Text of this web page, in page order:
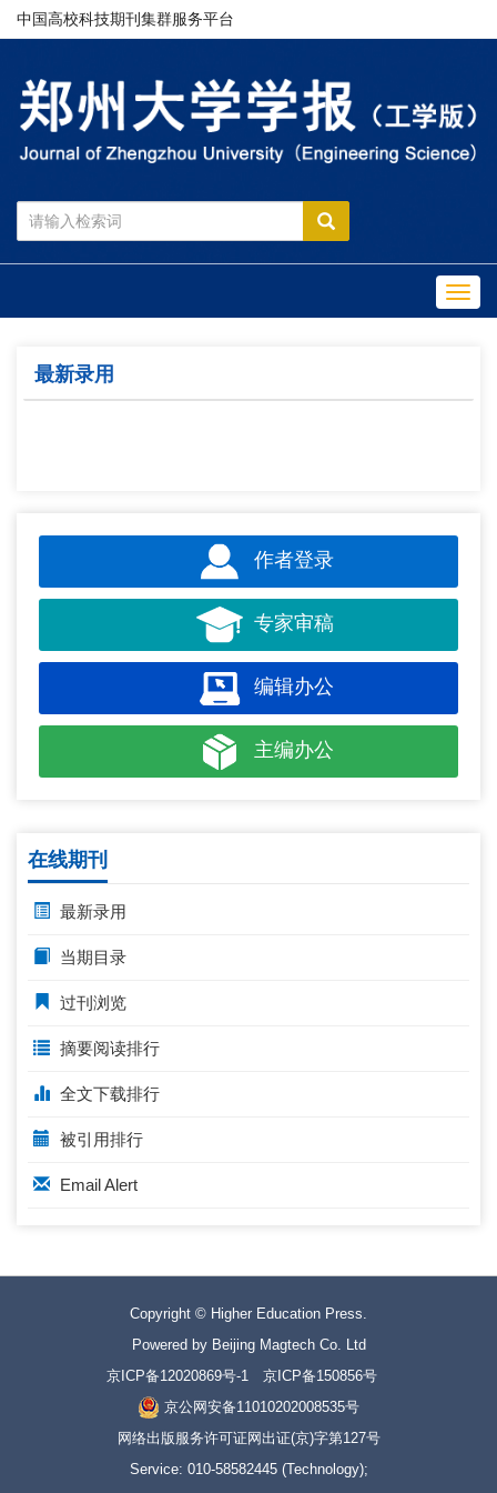
中国高校科技期刊集群服务平台
最新录用
作者登录
专家审稿
编辑办公
主编办公
在线期刊
最新录用
当期目录
过刊浏览
摘要阅读排行
全文下载排行
被引用排行
Email Alert
Copyright © Higher Education Press.
Powered by Beijing Magtech Co. Ltd
京ICP备12020869号-1
京ICP备150856号
京公网安备11010202008535号
网络出版服务许可证网出证(京)字第127号
Service: 010-58582445 (Technology);